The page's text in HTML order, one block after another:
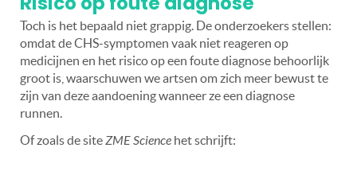
Toch is het bepaald niet grappig. De onderzoekers stellen:
omdat de CHS-symptomen vaak niet reageren op
medicijnen en het risico op een foute diagnose behoorlijk
groot is, waarschuwen we artsen om zich meer bewust te
zijn van deze aandoening wanneer ze een diagnose
runnen.
Of zoals de siteZME Science het schrijft: